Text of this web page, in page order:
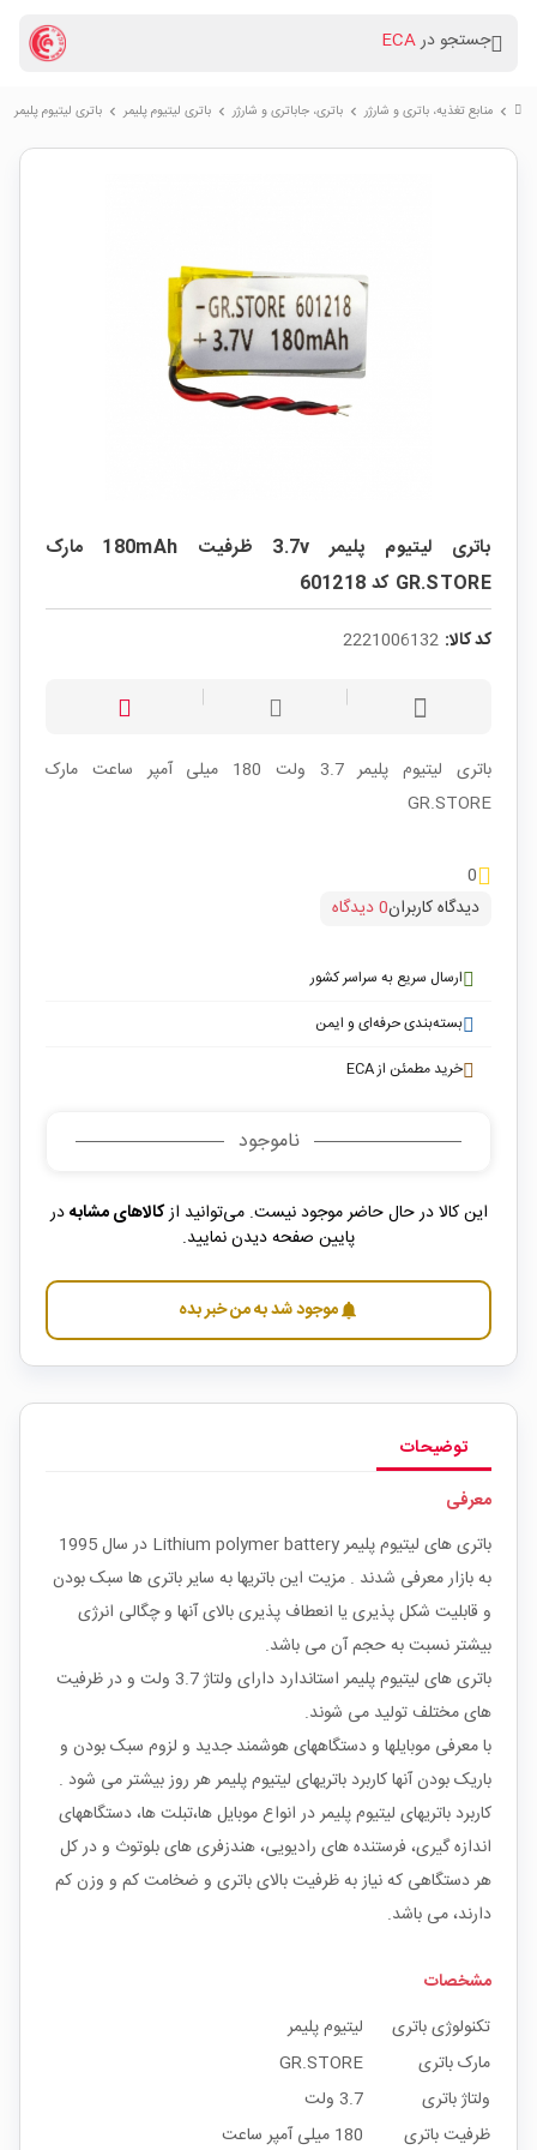
جستجو درECA
chevron_right منابع تغذیه، باتری و شارژر chevron_right باتری، جاباتری و شارژر chevron_right باتری لیتیوم پلیمر chevron_right باتری لیتیوم پلیمر 3.7v ظرفیت 180mAh مارک GR.STORE کد 601218
باتری لیتیوم پلیمر 3.7v ظرفیت 180mAh مارک
GR.STORE کد 601218
کد کالا: 2221006132
باتری لیتیوم پلیمر 3.7 ولت 180 میلی آمپر ساعت مارک
GR.STORE
0
دیدگاه کاربران0 دیدگاه
ارسال سریع به سراسر کشور
بسته‌بندی حرفه‌ای و ایمن
خرید مطمئن از ECA
ناموجود
این کالا در حال حاضر موجود نیست. می‌توانید ازکالاهای مشابهدر
پایین صفحه دیدن نمایید.
notificationsموجود شد به من خبر بده
توضیحات
معرفی
باتری های لیتیوم پلیمر Lithium polymer battery در سال 1995
به بازار معرفی شدند . مزیت این باتریها به سایر باتری ها سبک بودن
و قابلیت شکل پذیری یا انعطاف پذیری بالای آنها و چگالی انرژی
بیشتر نسبت به حجم آن می باشد.
باتری های لیتیوم پلیمر استاندارد دارای ولتاژ 3.7 ولت و در ظرفیت
های مختلف تولید می شوند.
با معرفی موبایلها و دستگاههای هوشمند جدید و لزوم سبک بودن و
باریک بودن آنها کاربرد باتریهای لیتیوم پلیمر هر روز بیشتر می شود .
کاربرد باتریهای لیتیوم پلیمر در انواع موبایل ها،تبلت ها، دستگاههای
اندازه گیری، فرستنده های رادیویی، هندزفری های بلوتوث و در کل
هر دستگاهی که نیاز به ظرفیت بالای باتری و ضخامت کم و وزن کم
دارند، می باشد.
مشخصات
تکنولوژی باتری
لیتیوم پلیمر
مارک باتری
GR.STORE
ولتاژ باتری
3.7 ولت
ظرفیت باتری
180 میلی آمپر ساعت